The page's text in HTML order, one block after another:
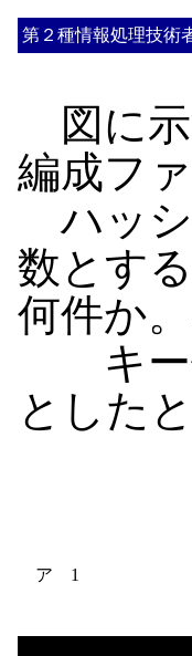
第２種情報処理技術
図に示
編成フ
ハッシ
数とす
何件か
キー
とした
ア 1